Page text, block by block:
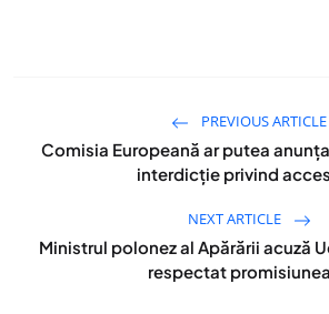
PREVIOUS ARTICLE
Comisia Europeană ar putea
interdicţie privind
NEXT ARTICLE
Ministrul polonez al Apărării acuză
respectat